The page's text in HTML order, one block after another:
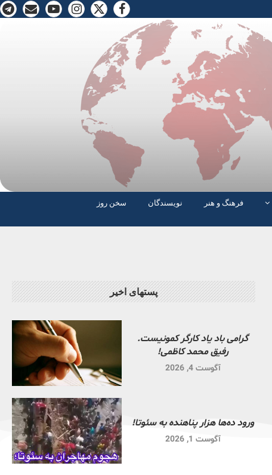
فرهنگ و هنر نویسندگان
سخن روز
پستهای اخیر
گرامی باد یاد کارگر کمونیست.
رفیق محمد کاظمی!
آگوست 4, 2026
ورود ده‌ها هزار پناهنده به سئوتا!
آگوست 1, 2026